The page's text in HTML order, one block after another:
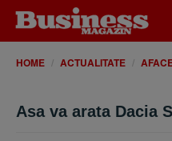
HOME ACTUALITATE
Asa va arata Dacia